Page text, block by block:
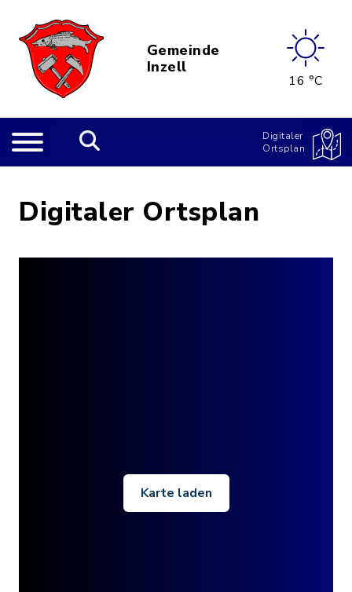
Gemeinde
Inzell
16 °C
Digitaler
Ortsplan
Digitaler Ortsplan
Karte laden